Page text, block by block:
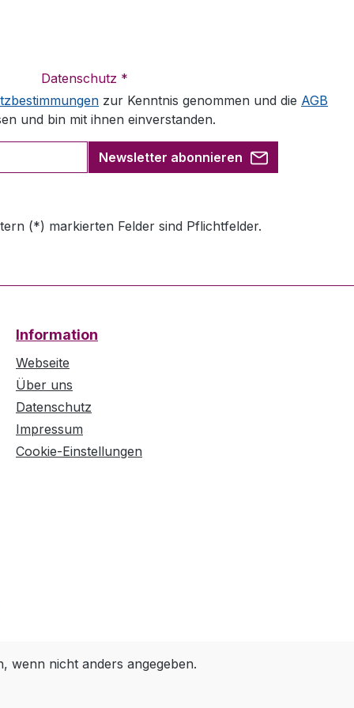
Datenschutz *
zur Kenntnis genommen und die AGB
und bin mit ihnen einverstanden.
Newsletter abonnieren
(*) markierten Felder sind Pflichtfelder.
Information
Webseite
Über uns
Datenschutz
Impressum
Cookie-Einstellungen
wenn nicht anders angegeben.